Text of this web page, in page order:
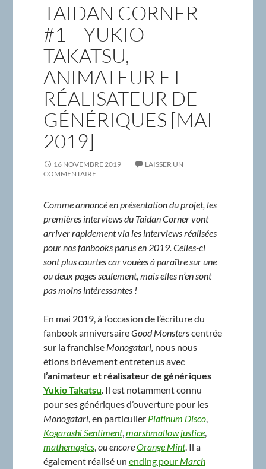
TAIDAN CORNER
#1 – YUKIO
TAKATSU,
ANIMATEUR ET
RÉALISATEUR DE
GÉNÉRIQUES [MAI
2019]
16 NOVEMBRE 2019
LAISSER UN
COMMENTAIRE
Comme annoncé en présentation du projet, les
premières interviews du Taidan Corner vont
arriver rapidement via les interviews réalisées
pour nos fanbooks parus en 2019. Celles-ci
sont plus courtes car vouées à paraître sur une
ou deux pages seulement, mais elles n’en sont
pas moins intéressantes !
En mai 2019, à l’occasion de l’écriture du
fanbook anniversaireGood Monsterscentrée
sur la franchise Monogatari, nous nous
étions brièvement entretenus avec
l’animateur et réalisateur de génériques
Yukio Takatsu. Il est notamment connu
pour ses génériques d’ouverture pour les
Monogatari, en particulier Platinum Disco,
Kogarashi Sentiment,marshmallow justice,
mathemagics,ou encoreOrange Mint. Il a
également réalisé un ending pour March